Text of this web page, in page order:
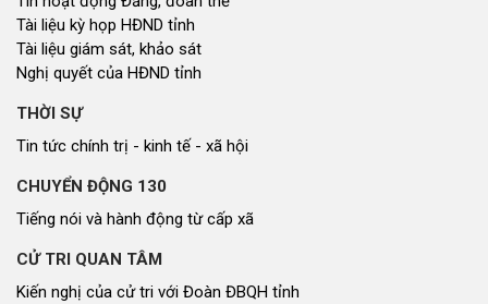
Tài liệu kỳ họp HĐND tỉnh
Tài liệu giám sát, khảo sát
Nghị quyết của HĐND tỉnh
THỜI SỰ
Tin tức chính trị - kinh tế - xã hội
CHUYỂN ĐỘNG 130
Tiếng nói và hành động từ cấp xã
CỬ TRI QUAN TÂM
Kiến nghị của cử tri với Đoàn ĐBQH tỉnh